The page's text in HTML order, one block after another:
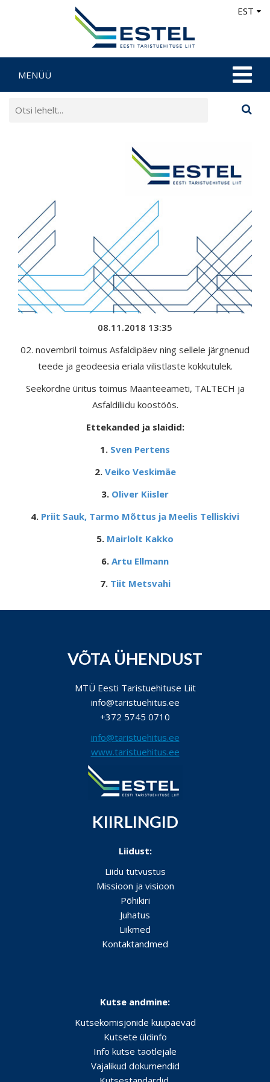
EST
MENÜÜ
08.11.2018 13:35
02. novembril toimus Asfaldipäev ning sellele järgnenud
teede ja geodeesia eriala vilistlaste kokkutulek.
Seekordne üritus toimus Maanteeameti, TALTECH ja
Asfaldiliidu koostöös.
Ettekanded ja slaidid:
1. Sven Pertens
2. Veiko Veskimäe
3. Oliver Kiisler
4. Priit Sauk, Tarmo Mõttus ja Meelis Telliskivi
5. Mairlolt Kakko
6. Artu Ellmann
7. Tiit Metsvahi
VÕTA ÜHENDUST
MTÜ Eesti Taristuehituse Liit
info@taristuehitus.ee
+372 5745 0710
info@taristuehitus.ee
www.taristuehitus.ee
KIIRLINGID
Liidust:
Liidu tutvustus
Missioon ja visioon
Põhikiri
Juhatus
Liikmed
Kontaktandmed
Kutse andmine:
Kutsekomisjonide kuupäevad
Kutsete üldinfo
Info kutse taotlejale
Vajalikud dokumendid